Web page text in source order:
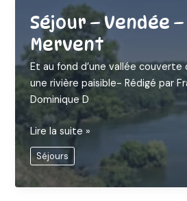
Matin
Nalliers
Séjour – Vendée
Mervent
Et au fond d’une vallée
une rivière paisible- Rédigé par
Dominique D
Séjour
–
Vendée
–
Lire la suite »
Séjours